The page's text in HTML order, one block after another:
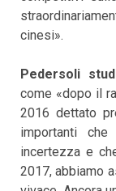
cinesi».
Pedersoli
come «dopo il
2016 dettato
importanti
incertezza e
2017, abbiamo